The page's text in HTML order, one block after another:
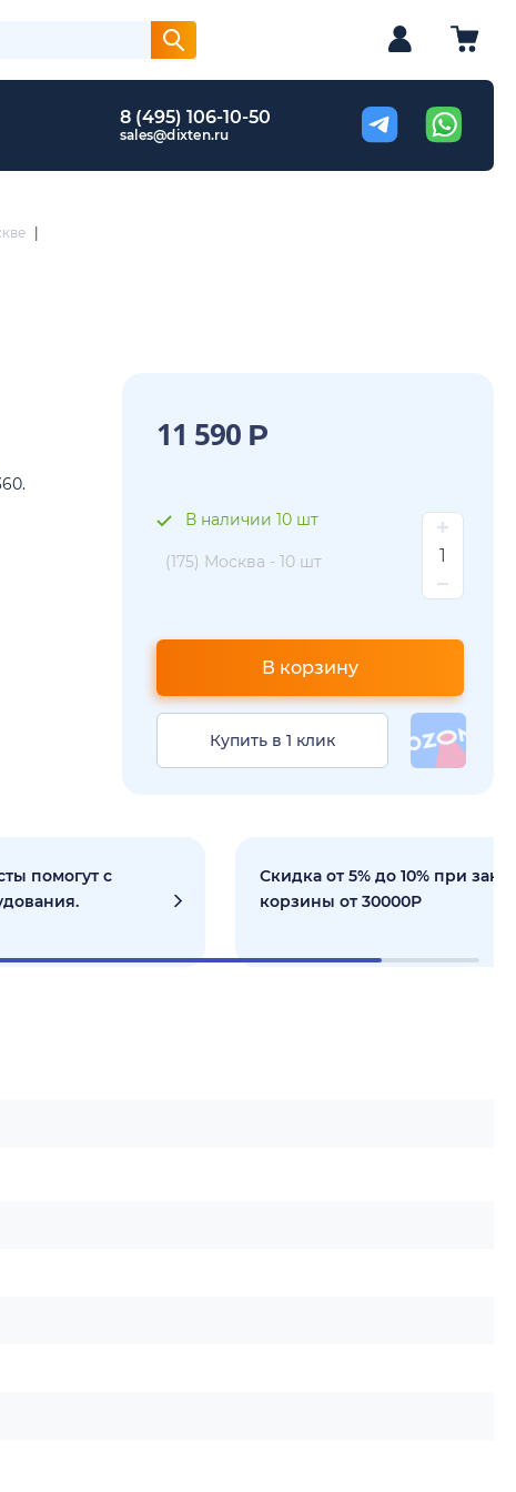
8 (495) 106-10-50
sales@dixten.ru
11 590 Р
В наличии 10 шт
(175) Москва - 10 шт
В корзину
Купить в 1 клик
помогут с
Скидка от 5% до 10% при
корзины от 30000Р